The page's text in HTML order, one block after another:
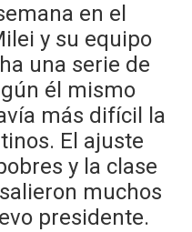
en el
y su equipo
una serie de
él mismo
más difícil la
El ajuste
y la clase
muchos
presidente.